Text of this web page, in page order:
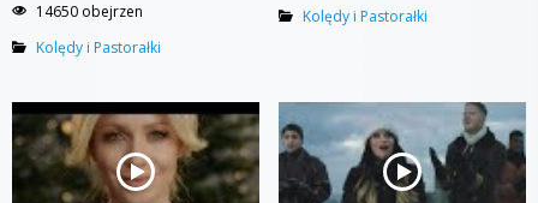
14650 obejrzen
Kolędy i Pastorałki
Kolędy i Pastorałki